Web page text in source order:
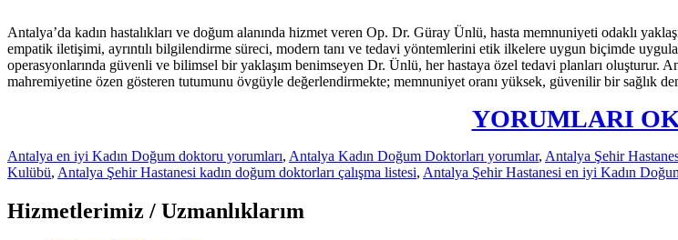
Antalya’da kadın hastalıkları ve doğum alanında hizmet veren Op. Dr. Güray Ünlü, hasta memnuniyeti odaklı
empatik iletişimi, ayrıntılı bilgilendirme süreci, modern tanı ve tedavi yöntemlerini etik ilkelere uygun biçimde
operasyonlarında güvenli ve bilimsel bir yaklaşım benimseyen Dr. Ünlü, her hastaya özel tedavi planları oluşturur.
mahremiyetine özen gösteren tutumunu övgüyle değerlendirmekte; memnuniyet oranı yüksek, güvenilir bir sağlık
YORUMLARI
Antalya en iyi Kadın Doğum doktoru yorumları, Antalya Kadın Doğum Doktorları yorumlar, Antalya Şehir
Kulübü, Antalya Şehir Hastanesi kadın doğum doktorları çalışma listesi, Antalya Şehir Hastanesi en iyi Kadın
Hizmetlerimiz / Uzmanlıklarım